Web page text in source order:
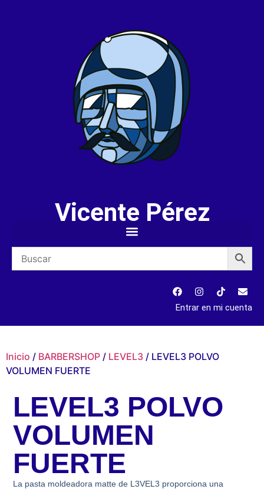
Vicente Pérez
Entrar en mi cuenta
Inicio / BARBERSHOP / LEVEL3 / LEVEL3 POLVO
VOLUMEN FUERTE
LEVEL3 POLVO
VOLUMEN
FUERTE
La pasta moldeadora matte de L3VEL3 proporciona una